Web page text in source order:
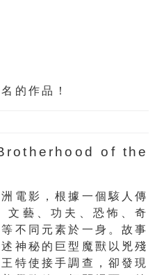
的作品！
of the
電影，根據一個駭人傳
文藝、功夫、恐怖、奇
不同元素於一身。故事
神秘的巨型魔獸以兇殘
特使接手調查，卻發現